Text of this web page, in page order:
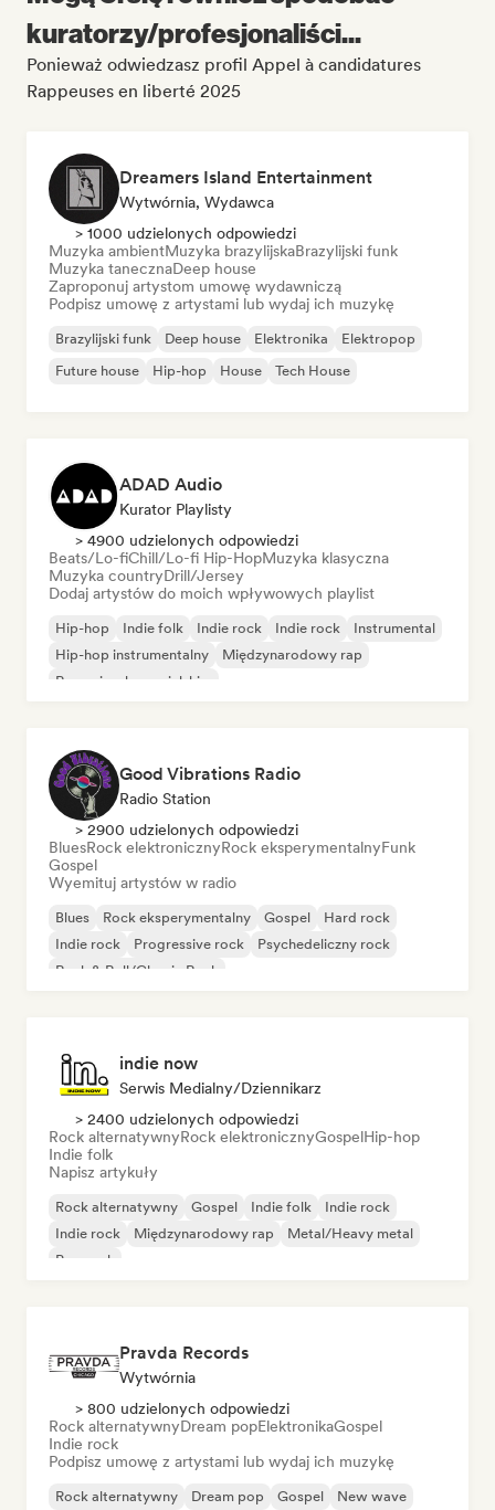
kuratorzy/profesjonaliści...
Ponieważ odwiedzasz profil Appel à candidatures
Rappeuses en liberté 2025
Dreamers Island Entertainment
Wytwórnia, Wydawca
> 1000 udzielonych odpowiedzi
Muzyka ambientMuzyka brazylijskaBrazylijski funk
Muzyka tanecznaDeep house
Zaproponuj artystom umowę wydawniczą
Podpisz umowę z artystami lub wydaj ich muzykę
Brazylijski funk Deep house Elektronika
Elektropop
Future house
Hip-hop House Tech House
ADAD Audio
Kurator Playlisty
> 4900 udzielonych odpowiedzi
Beats/Lo-fiChill/Lo-fi Hip-HopMuzyka klasyczna
Muzyka countryDrill/Jersey
Dodaj artystów do moich wpływowych playlist
Hip-hop Indie folk Indie rock Indie rock
Instrumental
Hip-hop instrumentalny
Międzynarodowy rap
Rap w języku angielskim
Good Vibrations Radio
Radio Station
> 2900 udzielonych odpowiedzi
BluesRock elektronicznyRock eksperymentalnyFunk
Gospel
Wyemituj artystów w radio
Blues Rock eksperymentalny Gospel
Hard rock
Indie rock
Progressive rock
Psychedeliczny rock
Rock & Roll/Classic Rock
indie now
Serwis Medialny/Dziennikarz
> 2400 udzielonych odpowiedzi
Rock alternatywnyRock elektronicznyGospelHip-hop
Indie folk
Napisz artykuły
Rock alternatywny Gospel Indie folk
Indie rock
Indie rock
Międzynarodowy rap
Metal/Heavy metal
Pop rock
Pravda Records
Wytwórnia
> 800 udzielonych odpowiedzi
Rock alternatywnyDream popElektronikaGospel
Indie rock
Podpisz umowę z artystami lub wydaj ich muzykę
Rock alternatywny Dream pop Gospel
New wave